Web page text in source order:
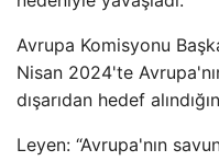
Avrupa Komisyonu
Nisan 2024'te
dışarıdan hedef
Leyen: “Avrupa'nın